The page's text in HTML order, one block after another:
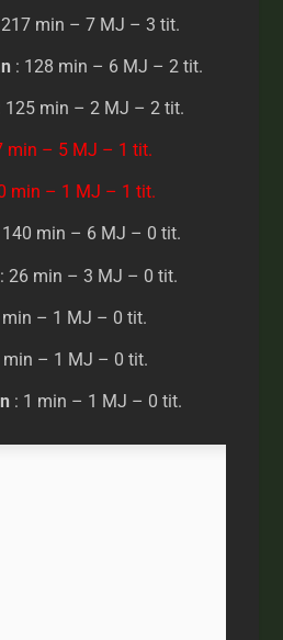
217 min – 7 MJ – 3 tit.
: 128 min – 6 MJ – 2 tit.
min – 2 MJ – 2 tit.
min – 5 MJ – 1 tit.
min – 1 MJ – 1 tit.
min – 6 MJ – 0 tit.
26 min – 3 MJ – 0 tit.
– 1 MJ – 0 tit.
min – 1 MJ – 0 tit.
: 1 min – 1 MJ – 0 tit.